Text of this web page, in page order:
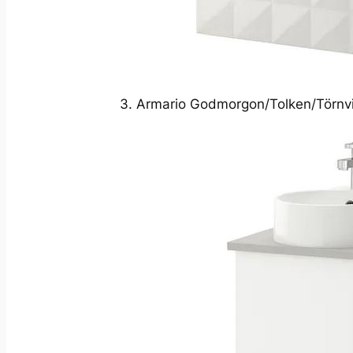
3. Armario Godmorgon/Tolken/